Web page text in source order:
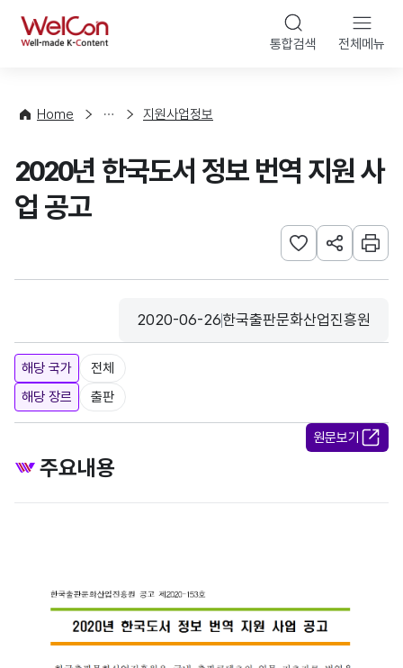
WelCon 통합검색 전체메뉴
Home
사
청
지원사업정보
2020년 한국도서 정보 번역 지원 사
업 공고
관심사 등록하기
URL 공유하
인쇄
등록일
2020-06-26
수집기관
한국출판문화산업진흥원
해당 국가
전체
해당 장르
출판
원문보기
주요내용